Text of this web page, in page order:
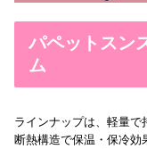
パペットスン
ム
ラインナップは、軽量
断熱構造で保温・保冷効